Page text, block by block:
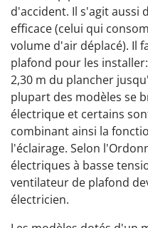
d'accident. Il s'agit aussi
efficace (celui qui
volume d'air déplacé). Il
plafond pour les
2,30 m du plancher
plupart des modèles se
électrique et certains
combinant ainsi la
l'éclairage. Selon
électriques à basse
ventilateur de plafond
électricien.